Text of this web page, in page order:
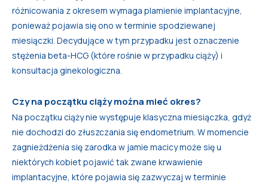
różnicowania z okresem wymaga plamienie implantacyjne,
ponieważ pojawia się ono w terminie spodziewanej
miesiączki. Decydujące w tym przypadku jest oznaczenie
stężenia beta-HCG (które rośnie w przypadku ciąży) i
konsultacja ginekologiczna.
Czy na początku ciąży można mieć okres?
Na początku ciąży nie występuje klasyczna miesiączka, gdyż
nie dochodzi do złuszczania się endometrium. W momencie
zagnieżdżenia się zarodka w jamie macicy może się u
niektórych kobiet pojawić tak zwane krwawienie
implantacyjne, które pojawia się zazwyczaj w terminie